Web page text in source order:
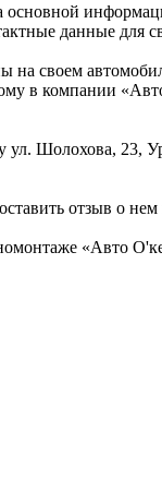
данные для
в компании
Шолохова, 23,
отзыв о нем
«Авто